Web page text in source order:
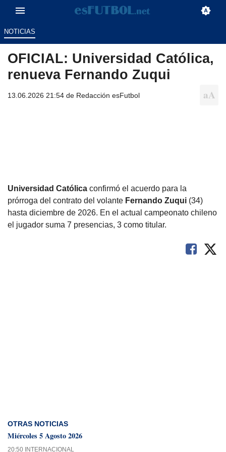
NOTICIAS
OFICIAL: Universidad Católica,
renueva Fernando Zuqui
13.06.2026 21:54 de Redacción esFutbol
Universidad Católica confirmó el acuerdo para la
prórroga del contrato del volante Fernando Zuqui (34)
hasta diciembre de 2026. En el actual campeonato chileno
el jugador suma 7 presencias, 3 como titular.
OTRAS NOTICIAS
Miércoles 5 Agosto 2026
20:50 INTERNACIONAL